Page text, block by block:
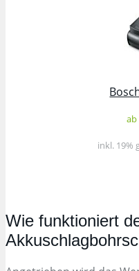
ab
inkl. 19%
Wie funktioniert